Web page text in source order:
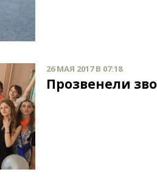
26 МАЯ 2017 В 07:18
Прозвенели